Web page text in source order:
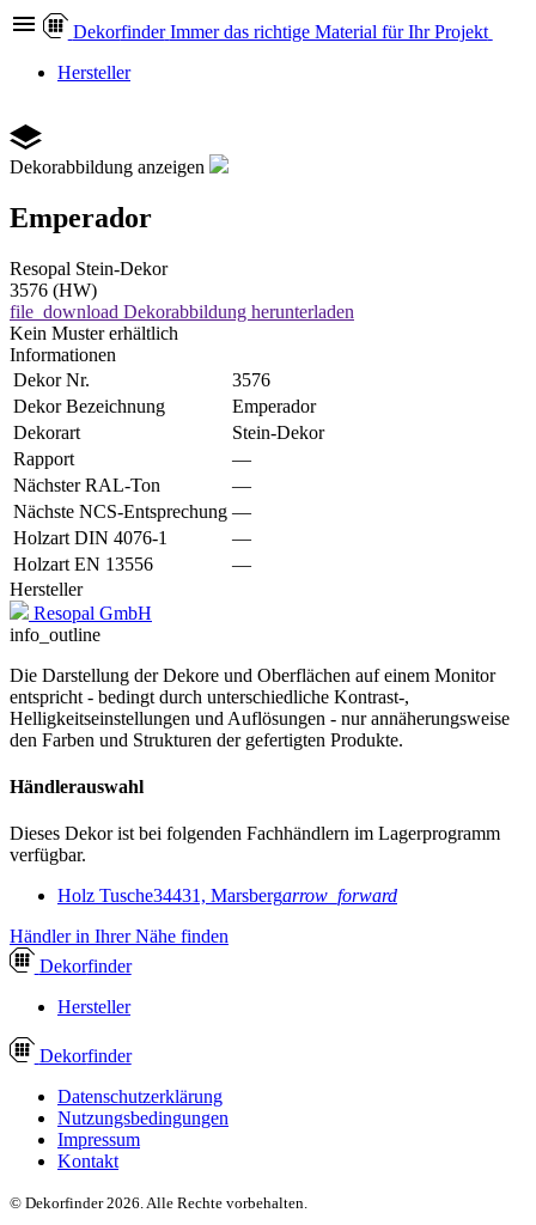
Dekorfinder Immer das richtige Material für Ihr Projekt
Hersteller
Dekorabbildung anzeigen
Emperador
Resopal Stein-Dekor
3576 (HW)
file_download Dekorabbildung herunterladen
Kein Muster erhältlich
Informationen
Dekor Nr.
3576
Dekor Bezeichnung
Emperador
Dekorart
Stein-Dekor
Rapport
—
Nächster RAL-Ton
—
Nächste NCS-Entsprechung —
Holzart DIN 4076-1
—
Holzart EN 13556
—
Hersteller
Resopal GmbH
info_outline
Die Darstellung der Dekore und Oberflächen auf einem Monitor
entspricht - bedingt durch unterschiedliche Kontrast-,
Helligkeitseinstellungen und Auflösungen - nur annäherungsweise
den Farben und Strukturen der gefertigten Produkte.
Händlerauswahl
Dieses Dekor ist bei folgenden Fachhändlern im Lagerprogramm
verfügbar.
Holz Tusche34431, Marsbergarrow_forward
Händler in Ihrer Nähe finden
Dekorfinder
Hersteller
Dekorfinder
Datenschutzerklärung
Nutzungsbedingungen
Impressum
Kontakt
© Dekorfinder 2026. Alle Rechte vorbehalten.